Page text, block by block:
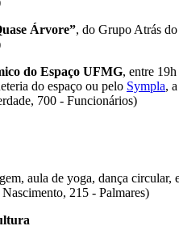
Árvore”, do Grupo Atrás
do Espaço UFMG, entre
do espaço ou pelo Sympla,
700 - Funcionários)
aula de yoga, dança
215 - Palmares)